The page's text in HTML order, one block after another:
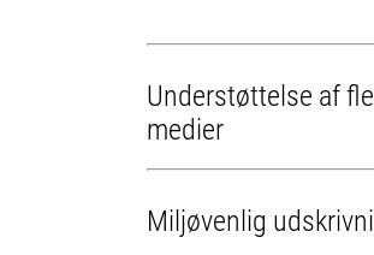
Understøttelse af
medier
Miljøvenlig